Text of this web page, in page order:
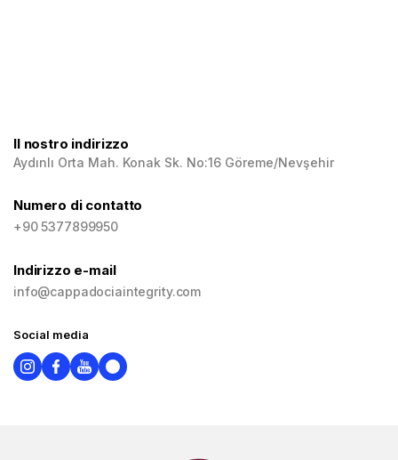
Il nostro indirizzo
Aydınlı Orta Mah. Konak Sk. No:16 Göreme/Nevşehir
Numero di contatto
+90 5377899950
Indirizzo e-mail
info@cappadociaintegrity.com
Social media